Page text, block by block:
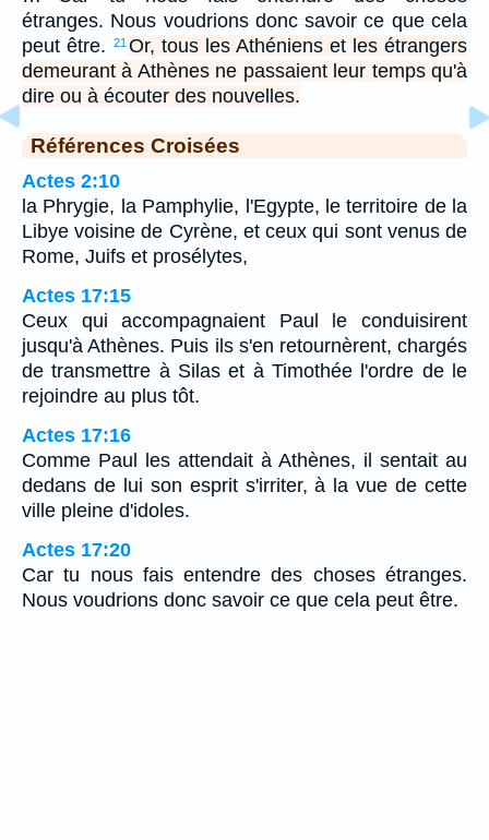
étranges. Nous voudrions donc savoir ce que cela
peut être.
21 Or, tous les Athéniens et les étrangers
demeurant à Athènes ne passaient leur temps qu'à
dire ou à écouter des nouvelles.
Références Croisées
Actes 2:10
la Phrygie, la Pamphylie, l'Egypte, le territoire de la
Libye voisine de Cyrène, et ceux qui sont venus de
Rome, Juifs et prosélytes,
Actes 17:15
Ceux qui accompagnaient Paul le conduisirent
jusqu'à Athènes. Puis ils s'en retournèrent, chargés
de transmettre à Silas et à Timothée l'ordre de le
rejoindre au plus tôt.
Actes 17:16
Comme Paul les attendait à Athènes, il sentait au
dedans de lui son esprit s'irriter, à la vue de cette
ville pleine d'idoles.
Actes 17:20
Car tu nous fais entendre des choses étranges.
Nous voudrions donc savoir ce que cela peut être.